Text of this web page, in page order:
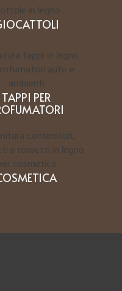
TAPPI PER